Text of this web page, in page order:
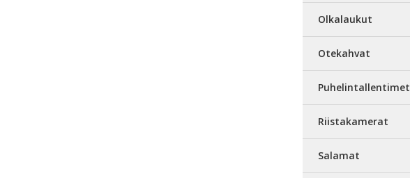
Olkalaukut
Otekahvat
Puhelintallentimet
Riistakamerat
Salamat